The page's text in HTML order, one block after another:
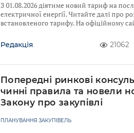
З 01.08.2026 діятиме новий тариф на
електричної енергії. Читайте далі про
встановленого тарифу. На офіційному
Редакція 21062
Попередні ринкові
чинні правила та новели
Закону про закупівлі
ПЛАНУВАННЯ ЗАКУПІВЕЛЬ